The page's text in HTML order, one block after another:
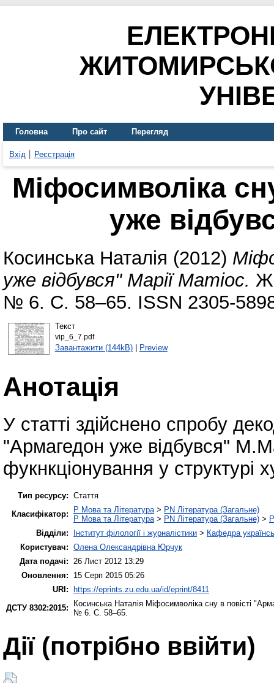
Головна Про сайт Перегляд
Вхід Реєстрація
Міфосимволіка
уже
Косинська Наталія (2012)
уже відбувся" Марії Матіос.
№ 6. С. 58–65. ISSN 2305-
Текст
vip_6_7.pdf
Завантажити (144kB)| Preview
Анотація
У статті здійснено спробу
"Армагедон уже відбувся"
фукнкціонування у структурі
Тип ресурсу: Стаття
Класифікатор:
P Мова та Література > PN Література (Загальне)
P Мова та Література > PN Література (Загальне) >
Відділи:
Інститут філології і журналістики > Кафедра
Користувач: Олена Олександрівна Юрчук
Дата подачі:
26 Лист 2012 13:29
Оновлення:
15 Серп 2015 05:26
URI: https://eprints.zu.edu.ua/id/eprint/8411
ДСТУ 8302:2015:
Косинська Наталія Міфосимволіка сну в повісті
№ 6. С. 58–65.
Дії ​​(потрібно ввійти)